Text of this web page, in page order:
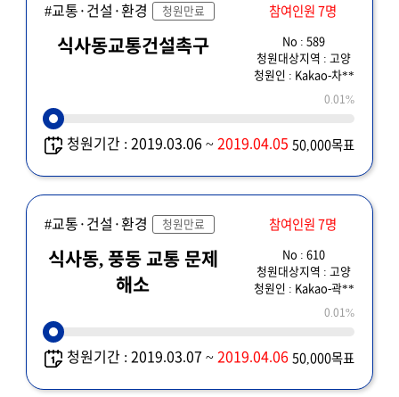
#교통·건설·환경 청원만료 참여인원 7명
식사동교통건설촉구
No : 589
청원대상지역 : 고양
청원인 : Kakao-차**
0.01%
청원기간 : 2019.03.06 ~2019.04.05 50,000목표
#교통·건설·환경 청원만료 참여인원 7명
식사동, 풍동 교통 문제
해소
No : 610
청원대상지역 : 고양
청원인 : Kakao-곽**
0.01%
청원기간 : 2019.03.07 ~2019.04.06 50,000목표